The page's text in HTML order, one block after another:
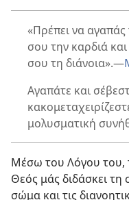
«Πρέπει να
σου την καρδιά
σου τη διάνοια».—
Αγαπάτε και
μολυσματική
Μέσω του Λόγου του,
Θεός μάς διδάσκει
σώμα και τις